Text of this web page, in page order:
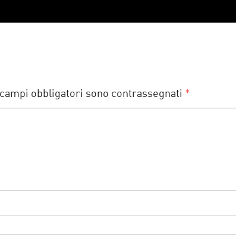
I campi obbligatori sono contrassegnati *